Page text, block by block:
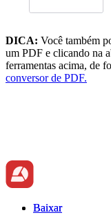
DICA: Você também
um PDF e clicando na
ferramentas acima, de
conversor de PDF.
Baixar
Baixar